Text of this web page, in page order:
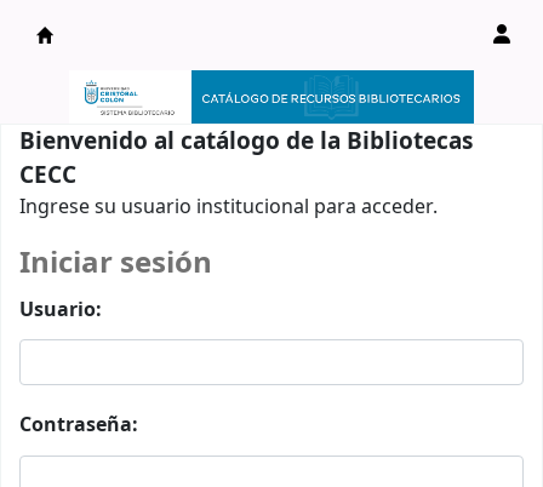
Catálogo en línea
Bienvenido al catálogo de la Bibliotecas
CECC
Ingrese su usuario institucional para acceder.
Iniciar sesión
Usuario:
Contraseña: